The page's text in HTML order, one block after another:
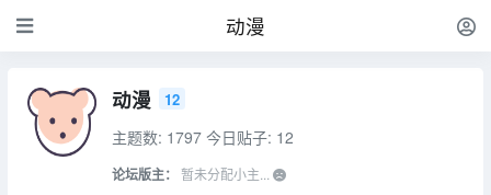
动漫
动漫 12
主题数: 1797 今日贴子: 12
论坛版主： 暂未分配小主...